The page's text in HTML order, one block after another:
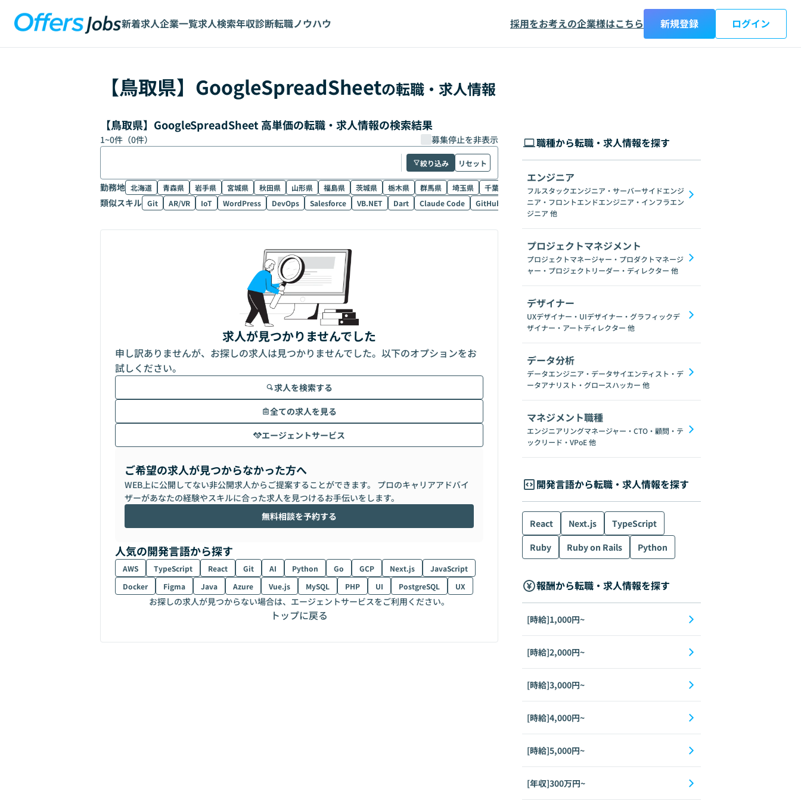
新着求人企業一覧求人検索年収診断転職ノウハウ 採用をお考えの企業様はこちら 新規登録 ログイン
【鳥取県】 GoogleSpreadSheetの転職・求人情報
【鳥取県】GoogleSpreadSheet 高単価の転職・求人情報の検索結果
1~0件（0件） 募集停止を非表示
絞り込み リセット
勤務地 北海道 青森県 岩手県 宮城県 秋田県 山形県 福島県 茨城県 栃木県 群馬県 埼玉県 千葉県 東京都 神奈川県 新潟県 富山県 石川県
類似スキル Git AR/VR IoT WordPress DevOps Salesforce VB.NET Dart Claude Code GitHub Copilot ブロックチェーン ChatGPT Gemini
求人が見つかりませんでした
申し訳ありませんが、お探しの求人は見つかりませんでした。以下のオプションをお
試しください。
求人を検索する
全ての求人を見る
エージェントサービス
ご希望の求人が見つからなかった方へ
WEB上に公開してない非公開求人からご提案することができます。 プロのキャリアアドバイ
ザーがあなたの経験やスキルに合った求人を見つけるお手伝いをします。
無料相談を予約する
人気の開発言語から探す
AWS TypeScript React Git AI Python Go GCP Next.js
JavaScript
Docker
Figma Java Azure Vue.js MySQL PHP UI PostgreSQL UX
お探しの求人が見つからない場合は、エージェントサービスをご利用ください。
トップに戻る
職種から転職・求人情報を探す
エンジニア
フルスタックエンジニア・サーバーサイドエンジ
ニア・フロントエンドエンジニア・インフラエン
ジニア 他
プロジェクトマネジメント
プロジェクトマネージャー・プロダクトマネージ
ャー・プロジェクトリーダー・ディレクター 他
デザイナー
UXデザイナー・UIデザイナー・グラフィックデ
ザイナー・アートディレクター 他
データ分析
データエンジニア・データサイエンティスト・デ
ータアナリスト・グロースハッカー 他
マネジメント職種
エンジニアリングマネージャー・CTO・顧問・テ
ックリード・VPoE他
開発言語から転職・求人情報を探す
React Next.js
TypeScript
Ruby
Ruby on Rails Python
報酬から転職・求人情報を探す
[時給]1,000円~
[時給]2,000円~
[時給]3,000円~
[時給]4,000円~
[時給]5,000円~
[年収]300万円~